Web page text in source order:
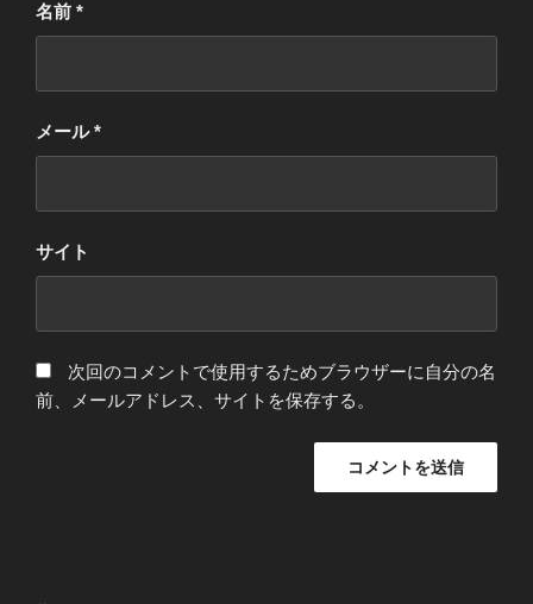
名前 *
メール*
サイト
次回のコメントで使用するためブラウザーに自分の名
前、メールアドレス、サイトを保存する。
投